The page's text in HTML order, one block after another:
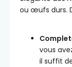
ou œufs durs.
vous
il suffit